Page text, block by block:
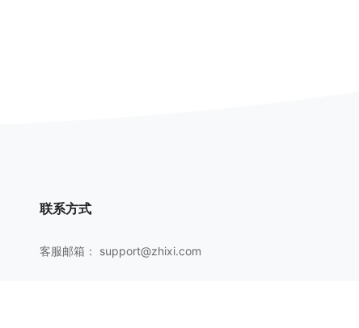
联系方式
客服邮箱： support@zhixi.com